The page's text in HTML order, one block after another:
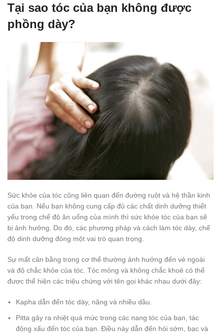
Tại sao tóc của bạn không được
phồng dày?
Sức khỏe của tóc cũng liên quan đến đường ruột và hệ thần kinh
của bạn. Nếu bạn không cung cấp đủ các chất dinh dưỡng thiết
yếu trong chế độ ăn uống của mình thì sức khỏe tóc của bạn sẽ
bị ảnh hưởng. Do đó, các phương pháp và cách làm tóc dày, chế
độ dinh dưỡng đóng một vai trò quan trọng.
Sự mất cân bằng trong cơ thể thường ảnh hưởng đến vẻ ngoài
và độ chắc khỏe của tóc. Tóc mỏng và không chắc khoẻ có thể
được thể hiện các triệu chứng với tên gọi khác nhau dưới đây:
Kapha dẫn đến tóc dày, nặng và nhiều dầu.
Pitta gây ra nhiệt quá mức trong các nang tóc của bạn, tác
động xấu đến tóc của bạn. Điều này dẫn đến hói sớm, bạc và